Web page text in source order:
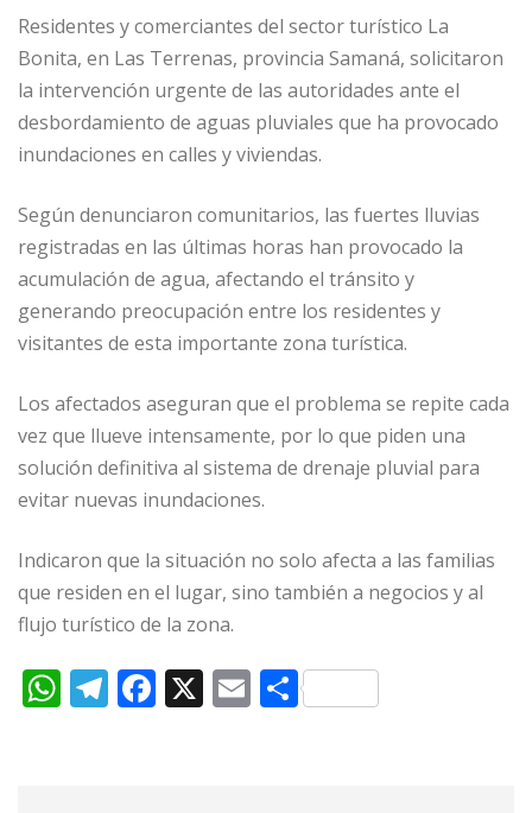
A
p
p
ra
m
b
o
o
k
ar
ti
r
Residentes y comerciantes del sector turístico La
Bonita, en Las Terrenas, provincia Samaná, solicitaron
la intervención urgente de las autoridades ante el
desbordamiento de aguas pluviales que ha provocado
inundaciones en calles y viviendas.
Según denunciaron comunitarios, las fuertes lluvias
registradas en las últimas horas han provocado la
acumulación de agua, afectando el tránsito y
generando preocupación entre los residentes y
visitantes de esta importante zona turística.
Los afectados aseguran que el problema se repite cada
vez que llueve intensamente, por lo que piden una
solución definitiva al sistema de drenaje pluvial para
evitar nuevas inundaciones.
Indicaron que la situación no solo afecta a las familias
que residen en el lugar, sino también a negocios y al
flujo turístico de la zona.
W T F X E C